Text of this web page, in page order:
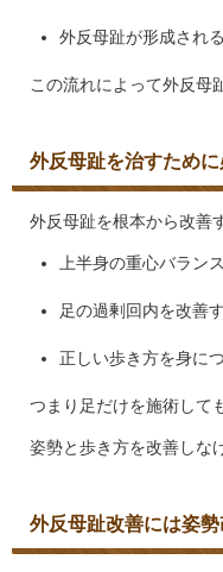
外反母趾が形成される
この流れによって外反母
外反母趾を治すため
外反母趾を根本から改善
上半身の重心バラン
足の過剰回内を改善
正しい歩き方を身に
つまり足だけを施術して
姿勢と歩き方を改善しな
外反母趾改善には姿